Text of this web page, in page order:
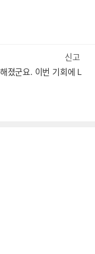
신고
졌군요. 이번 기회에 L